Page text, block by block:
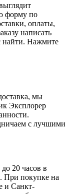
форму по
оплаты,
написать
найти. Нажмите
мы
Эксплорер
с лучшими
20 часов в
При покупке на
и Санкт-